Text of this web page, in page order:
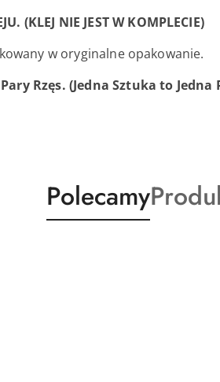
(KLEJ NIE JEST W KOMPLECIE)
w oryginalne opakowanie.
Rzęs. (Jedna Sztuka to Jedna
Produkty
o
Polecamy
o